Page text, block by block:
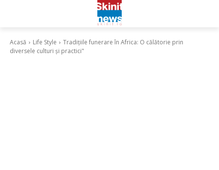
Acasă Life Style
Tradițiile funerare în Africa: O călătorie prin
diversele culturi și practici"